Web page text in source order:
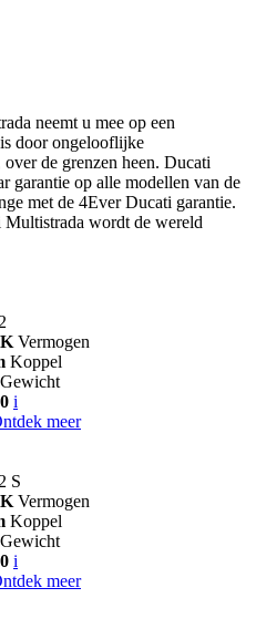
neemt u mee op een
door ongelooflijke
over de grenzen heen. Ducati
garantie op alle modellen van de
met de 4Ever Ducati garantie.
wordt de wereld
Vermogen
Koppel
Gewicht
i
meer
S
Vermogen
Koppel
Gewicht
i
meer